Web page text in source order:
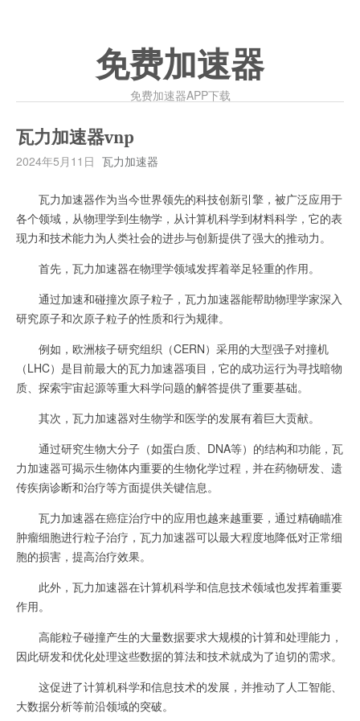
免费加速器
免费加速器APP下载
瓦力加速器vnp
2024年5月11日 瓦力加速器
瓦力加速器作为当今世界领先的科技创新引擎，被广泛应用于
各个领域，从物理学到生物学，从计算机科学到材料科学，它的表
现力和技术能力为人类社会的进步与创新提供了强大的推动力。
首先，瓦力加速器在物理学领域发挥着举足轻重的作用。
通过加速和碰撞次原子粒子，瓦力加速器能帮助物理学家深入
研究原子和次原子粒子的性质和行为规律。
例如，欧洲核子研究组织（CERN）采用的大型强子对撞机
（LHC）是目前最大的瓦力加速器项目，它的成功运行为寻找暗物
质、探索宇宙起源等重大科学问题的解答提供了重要基础。
其次，瓦力加速器对生物学和医学的发展有着巨大贡献。
通过研究生物大分子（如蛋白质、DNA等）的结构和功能，瓦
力加速器可揭示生物体内重要的生物化学过程，并在药物研发、遗
传疾病诊断和治疗等方面提供关键信息。
瓦力加速器在癌症治疗中的应用也越来越重要，通过精确瞄准
肿瘤细胞进行粒子治疗，瓦力加速器可以最大程度地降低对正常细
胞的损害，提高治疗效果。
此外，瓦力加速器在计算机科学和信息技术领域也发挥着重要
作用。
高能粒子碰撞产生的大量数据要求大规模的计算和处理能力，
因此研发和优化处理这些数据的算法和技术就成为了迫切的需求。
这促进了计算机科学和信息技术的发展，并推动了人工智能、
大数据分析等前沿领域的突破。